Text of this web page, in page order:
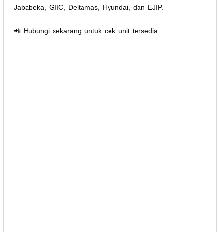
Jababeka, GIIC, Deltamas, Hyundai, dan EJIP.
📲 Hubungi sekarang untuk cek unit tersedia.